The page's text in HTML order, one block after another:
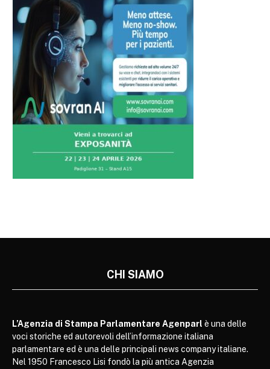
CHI SIAMO
L’Agenzia di Stampa Parlamentare Agenparl è una delle
voci storiche ed autorevoli dell’informazione italiana
parlamentare ed è una delle principali news company italiane.
Nel 1950 Francesco Lisi fondò la più antica Agenzia